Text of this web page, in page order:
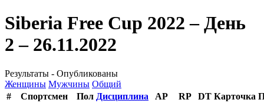
Siberia Free Cup 2022 – День
2 – 26.11.2022
Результаты - Опубликованы
Женщины Мужчины Общий
#
Спортсмен Пол Дисциплина AP RP DT Карточка